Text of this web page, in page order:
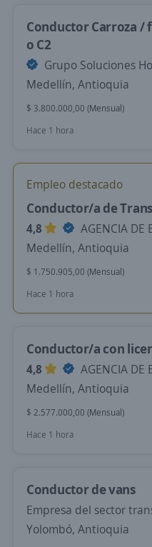
Conductor Carroza /
o C2
Grupo Soluciones
Medellín, Antioquia
$ 3.800.000,00 (Mensual)
Hace 1 hora
Empleo destacado
Conductor/a de
4,8
AGENCIA DE
Medellín, Antioquia
$ 1.750.905,00 (Mensual)
Hace 1 hora
Conductor/a con
4,8
AGENCIA DE
Medellín, Antioquia
$ 2.577.000,00 (Mensual)
Hace 1 hora
Conductor de vans
Empresa del sector
Yolombó, Antioquia